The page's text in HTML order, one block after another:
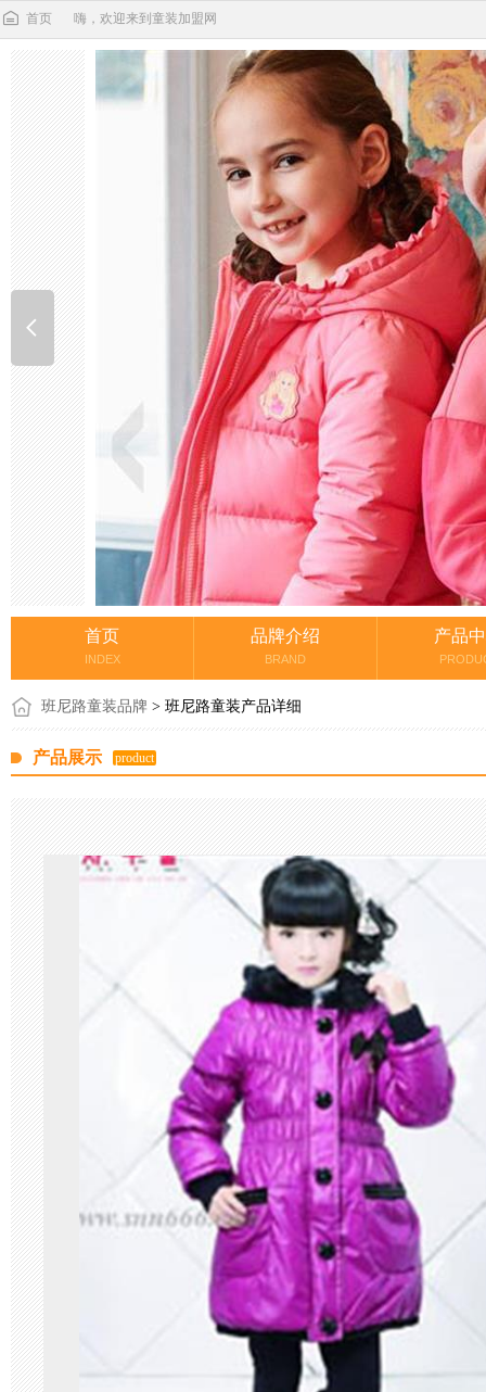
首页 嗨，欢迎来到童装加盟网
首页
INDEX
品牌介绍
BRAND
产品
班尼路童装品牌 > 班尼路童装产品详细
产品展示 product